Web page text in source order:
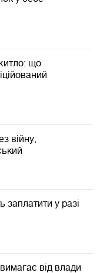
що
війну,
заплатити у разі
від влади